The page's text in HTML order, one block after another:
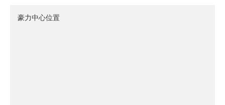
豪力中心位置